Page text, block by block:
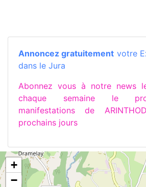
Annoncez gratuitement votre
dans le Jura
Abonnez vous à notre news
chaque semaine le
manifestations de
prochains jours
+
−